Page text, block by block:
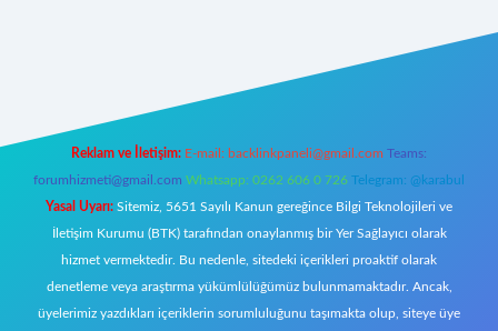
Reklam ve İletişim: E-mail: backlinkpaneli@gmail.com Teams:
forumhizmeti@gmail.com Whatsapp: 0262 606 0 726 Telegram: @karabul
Yasal Uyarı: Sitemiz, 5651 Sayılı Kanun gereğince Bilgi Teknolojileri ve
İletişim Kurumu (BTK) tarafından onaylanmış bir Yer Sağlayıcı olarak
hizmet vermektedir. Bu nedenle, sitedeki içerikleri proaktif olarak
denetleme veya araştırma yükümlülüğümüz bulunmamaktadır. Ancak,
üyelerimiz yazdıkları içeriklerin sorumluluğunu taşımakta olup, siteye üye